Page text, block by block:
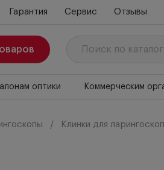
Гарантия Сервис Отзывы
оптики Коммерческим
Клинки для